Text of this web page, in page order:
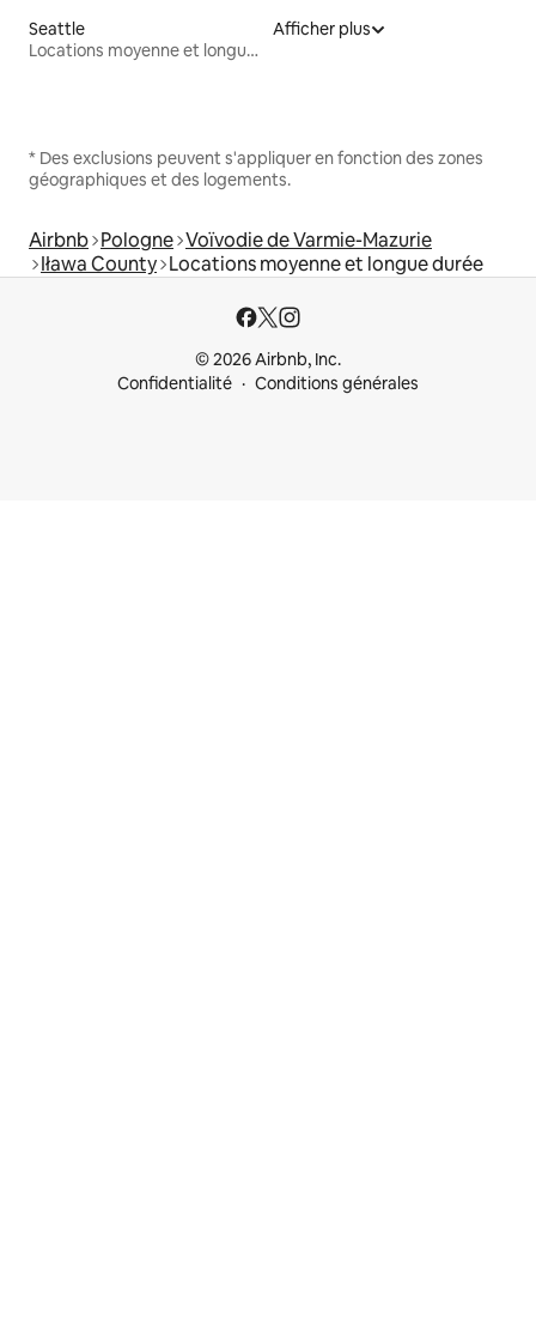
Seattle
Locations moyenne et longue durée
Afficher plus
* Des exclusions peuvent s'appliquer en fonction des zones
géographiques et des logements.
Airbnb Pologne Voïvodie de Varmie-Mazurie
Iława County Locations moyenne et longue durée
© 2026 Airbnb, Inc.
Confidentialité
Conditions générales